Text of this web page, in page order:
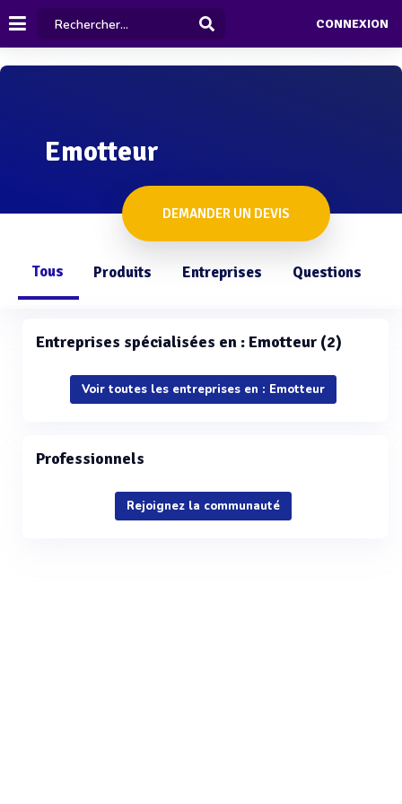
CONNEXION
Emotteur
DEMANDER UN DEVIS
Tous Produits Entreprises Questions
Entreprises spécialisées en : Emotteur (2)
Voir toutes les entreprises en : Emotteur
Professionnels
Rejoignez la communauté